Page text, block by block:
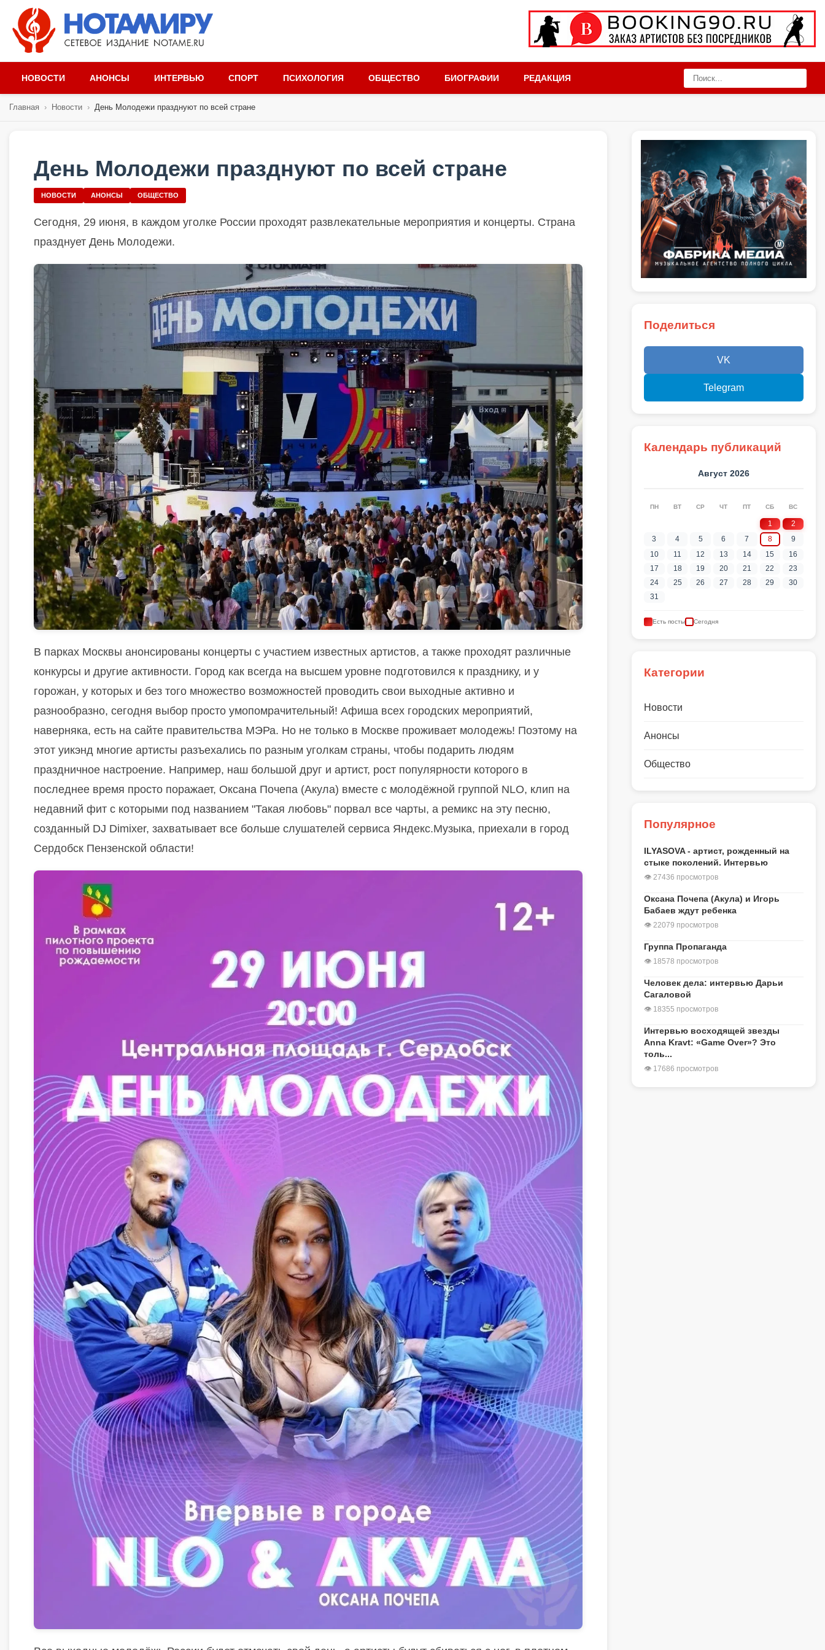
НОВОСТИ АНОНСЫ ИНТЕРВЬЮ СПОРТ ПСИХОЛОГИЯ ОБЩЕСТВО БИОГРАФИИ РЕДАКЦИЯ
Главная › Новости › День Молодежи празднуют по всей стране
День Молодежи празднуют по всей стране
НОВОСТИ АНОНСЫ ОБЩЕСТВО
Сегодня, 29 июня, в каждом уголке России проходят развлекательные мероприятия и концерты. Страна
празднует День Молодежи.
В парках Москвы анонсированы концерты с участием известных артистов, а также проходят различные
конкурсы и другие активности. Город как всегда на высшем уровне подготовился к празднику, и у
горожан, у которых и без того множество возможностей проводить свои выходные активно и
разнообразно, сегодня выбор просто умопомрачительный! Афиша всех городских мероприятий,
наверняка, есть на сайте правительства МЭРа. Но не только в Москве проживает молодежь! Поэтому на
этот уикэнд многие артисты разъехались по разным уголкам страны, чтобы подарить людям
праздничное настроение. Например, наш большой друг и артист, рост популярности которого в
последнее время просто поражает, Оксана Почепа (Акула) вместе с молодёжной группой NLO, клип на
недавний фит с которыми под названием "Такая любовь" порвал все чарты, а ремикс на эту песню,
созданный DJ Dimixer, захватывает все больше слушателей сервиса Яндекс.Музыка, приехали в город
Сердобск Пензенской области!
Поделиться
VK
Telegram
Календарь публикаций
Август 2026
ПН ВТ СР ЧТ ПТ СБ ВС
1
2
3
4 5 6 7 8
9
10
11 12 13 14 15
16
17
18 19 20 21 22
23
24
25 26 27 28 29
30
31
Есть посты Сегодня
Категории
Новости
Анонсы
Общество
Популярное
ILYASOVA - артист, рожденный на
стыке поколений. Интервью
👁 27436 просмотров
Оксана Почепа (Акула) и Игорь
Бабаев ждут ребенка
👁 22079 просмотров
Группа Пропаганда
👁 18578 просмотров
Человек дела: интервью Дарьи
Сагаловой
👁 18355 просмотров
Интервью восходящей звезды
Anna Kravt: «Game Over»? Это
толь...
👁 17686 просмотров